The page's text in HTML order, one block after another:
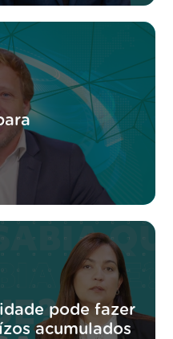
pode fazer
acumulados